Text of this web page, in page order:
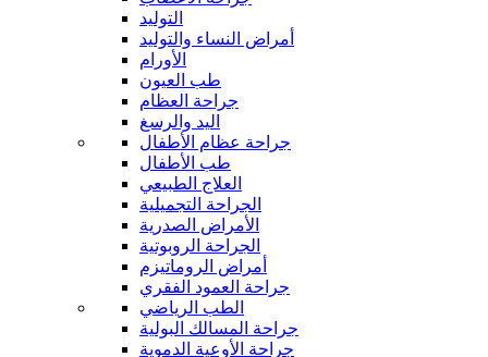
التوليد
أمراض النساء والتوليد
الأورام
طب العيون
جراحة العظام
اليد والرسغ
جراحة عظام الأطفال
طب الأطفال
العلاج الطبيعي
الجراحة التجميلية
الأمراض الصدرية
الجراحة الروبوتية
أمراض الروماتيزم
جراحة العمود الفقري
الطب الرياضي
جراحة المسالك البولية
جراحة الأوعية الدموية